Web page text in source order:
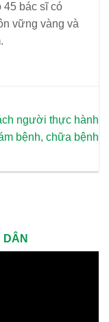
45 bác sĩ có
vững vàng và
người thực hành
bệnh, chữa bệnh
DÂN